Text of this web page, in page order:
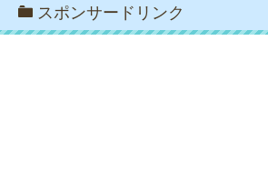
スポンサードリンク